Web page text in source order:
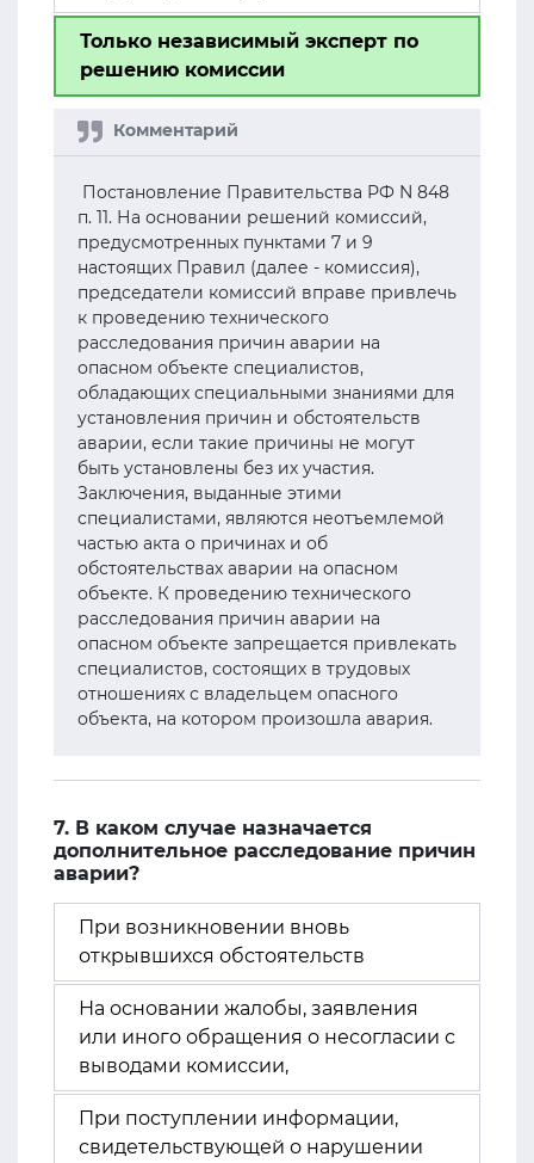
Только независимый эксперт по
решению комиссии
Постановление Правительства РФ N 848
п. 11. На основании решений комиссий,
предусмотренных пунктами 7 и 9
настоящих Правил (далее - комиссия),
председатели комиссий вправе привлечь
к проведению технического
расследования причин аварии на
опасном объекте специалистов,
обладающих специальными знаниями для
установления причин и обстоятельств
аварии, если такие причины не могут
быть установлены без их участия.
Заключения, выданные этими
специалистами, являются неотъемлемой
частью акта о причинах и об
обстоятельствах аварии на опасном
объекте. К проведению технического
расследования причин аварии на
опасном объекте запрещается привлекать
специалистов, состоящих в трудовых
отношениях с владельцем опасного
объекта, на котором произошла авария.
7. В каком случае назначается
дополнительное расследование причин
аварии?
При возникновении вновь
открывшихся обстоятельств
На основании жалобы, заявления
или иного обращения о несогласии с
выводами комиссии,
При поступлении информации,
свидетельствующей о нарушении